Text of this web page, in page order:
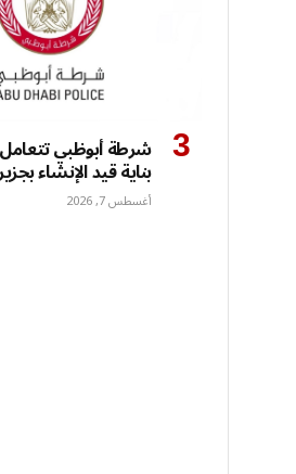
شرطة أبوظبي
بناية قيد الإنشاء
أغسطس 7, 2026